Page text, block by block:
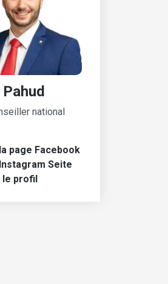
national
page Facebook
Seite
le profil